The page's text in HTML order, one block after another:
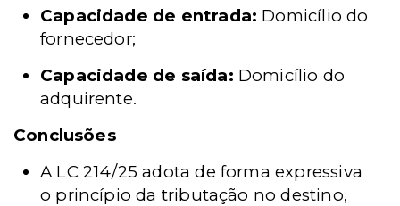
Capacidade de entrada: Domicílio do
fornecedor;
Capacidade de saída: Domicílio do
adquirente.
Conclusões
A LC 214/25 adota de forma expressiva
o princípio da tributação no destino,